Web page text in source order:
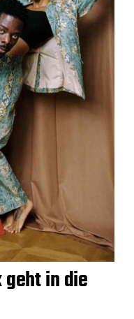
in die